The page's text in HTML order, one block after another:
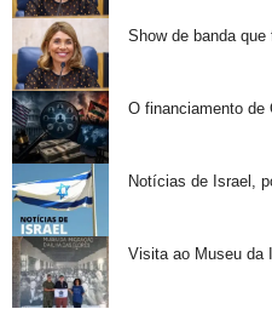
Show de banda
O financiamento de
Notícias de Israel,
Visita ao Museu da